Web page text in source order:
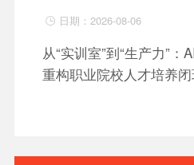
 日期：2026-08-06
从“实训室”到“生产力”
重构职业院校人才培养